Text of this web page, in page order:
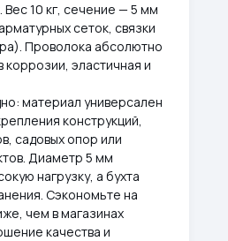
10 кг, сечение — 5 мм
сеток, связки
Проволока абсолютно
коррозии, эластичная и
материал универсален
конструкций,
садовых опор или
Диаметр 5 мм
нагрузку, а бухта
Сэкономьте на
чем в магазинах
качества и